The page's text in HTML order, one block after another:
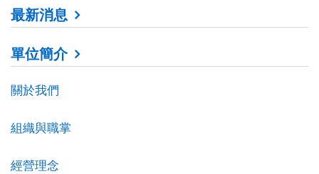
最新消息
單位簡介
關於我們
組織與職掌
經營理念